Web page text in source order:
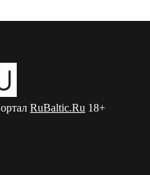
RuBaltic.Ru 18+